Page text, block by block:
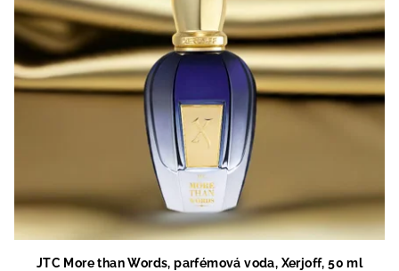
JTC More than Words, parfémová voda, Xerjoff, 50 ml